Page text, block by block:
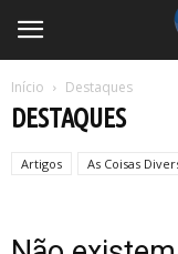
Início Destaques
DESTAQUES
Artigos As Coisas